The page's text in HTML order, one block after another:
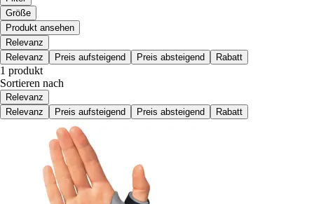
Größe
Produkt ansehen
Relevanz
Relevanz
Preis aufsteigend Preis absteigend Rabatt
1 produkt
Sortieren nach
Relevanz
Relevanz
Preis aufsteigend Preis absteigend Rabatt